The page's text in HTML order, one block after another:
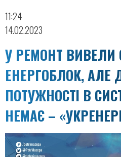
11:24
14.02.2023
У РЕМОНТ
ЕНЕРГОБЛОК, АЛЕ
ПОТУЖНОСТІ В
НЕМАЄ –